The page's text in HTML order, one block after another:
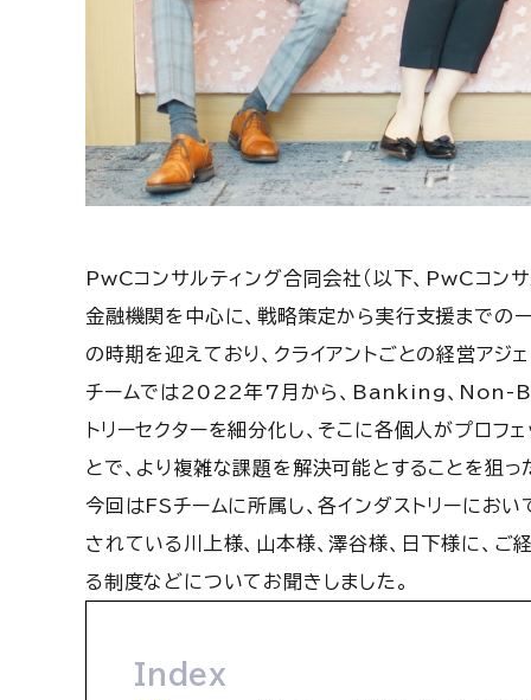
PwCコンサルティング合同会社（以下、PwCコン
金融機関を中心に、戦略策定から実行支援までの
の時期を迎えており、クライアントごとの経営アジ
チームでは2022年7月から、Banking、Non-
トリーセクターを細分化し、そこに各個人がプロフ
とで、より複雑な課題を解決可能とすることを狙
今回はFSチームに所属し、各インダストリー
されている川上様、山本様、澤谷様、日下様に、ご
る制度などについてお聞きしました。
Index